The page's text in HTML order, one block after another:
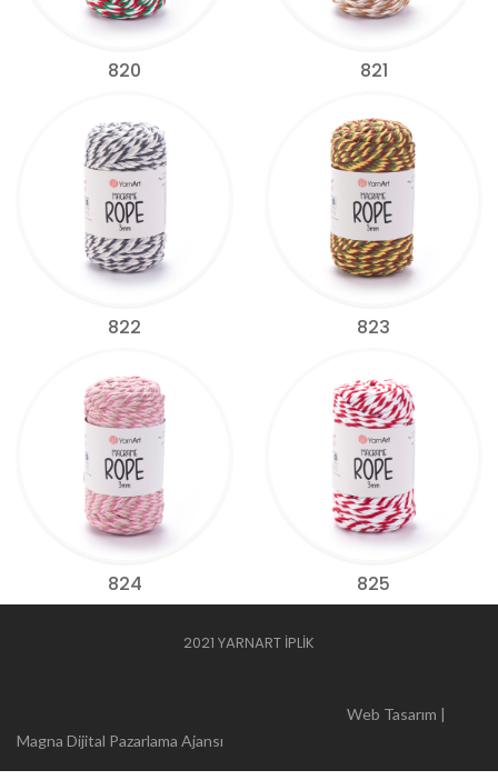
820 821
822 823
824 825
2021 YARNART İPLİK
Web Tasarım |
Magna Dijital Pazarlama Ajansı